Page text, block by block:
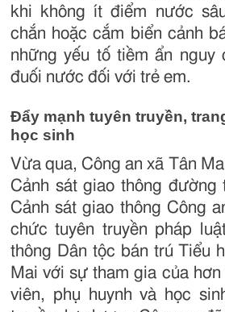
khi không ít điểm nước
chắn hoặc cắm biển cảnh
những yếu tố tiềm ẩn nguy
đuối nước đối với trẻ em.
Đẩy mạnh tuyên truyền,
học sinh
Vừa qua, Công an xã Tân
Cảnh sát giao thông đường
Cảnh sát giao thông Công
chức tuyên truyền pháp
thông Dân tộc bán trú Tiểu
Mai với sự tham gia của
viên, phụ huynh và học